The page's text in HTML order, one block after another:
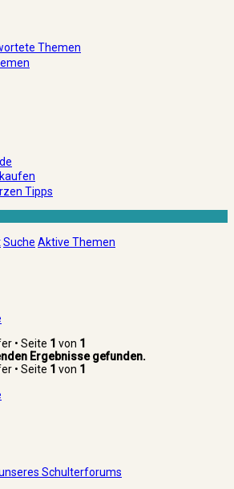
Themen
Tipps
Suche Aktive Themen
• Seite 1 von 1
Ergebnisse gefunden.
• Seite 1 von 1
Schulterforums